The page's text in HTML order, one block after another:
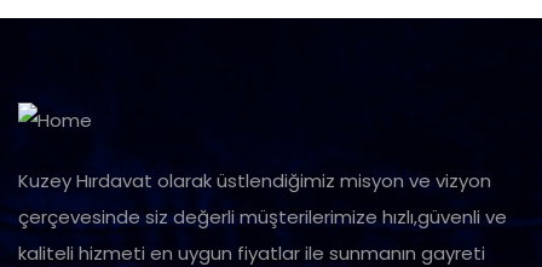
Kuzey Hırdavat olarak üstlendiğimiz misyon ve vizyon
çerçevesinde siz değerli müşterilerimize hızlı,güvenli ve
kaliteli hizmeti en uygun fiyatlar ile sunmanın gayreti